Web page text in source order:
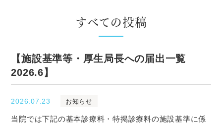
すべての投稿
【施設基準等・厚生局長への届出一覧
2026.6】
2026.07.23 お知らせ
当院では下記の基本診療料・特掲診療料の施設基準に係